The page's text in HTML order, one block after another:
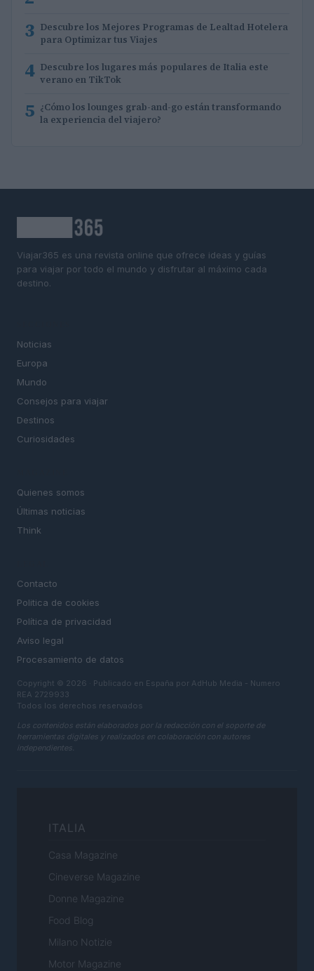
3 Descubre los Mejores Programas de Lealtad Hotelera
para Optimizar tus Viajes
4 Descubre los lugares más populares de Italia este
verano en TikTok
5 ¿Cómo los lounges grab-and-go están transformando
la experiencia del viajero?
Viajar365 es una revista online que ofrece ideas y guías
para viajar por todo el mundo y disfrutar al máximo cada
destino.
Noticias
Europa
Mundo
Consejos para viajar
Destinos
Curiosidades
Quienes somos
Últimas noticias
Think
Contacto
Politica de cookies
Política de privacidad
Aviso legal
Procesamiento de datos
Copyright © 2026 · Publicado en España por AdHub Media - Numero
REA 2729933
Todos los derechos reservados
Los contenidos están elaborados por la redacción con el soporte de
herramientas digitales y realizados en colaboración con autores
independientes.
ITALIA
Casa Magazine
Cineverse Magazine
Donne Magazine
Food Blog
Milano Notizie
Motor Magazine